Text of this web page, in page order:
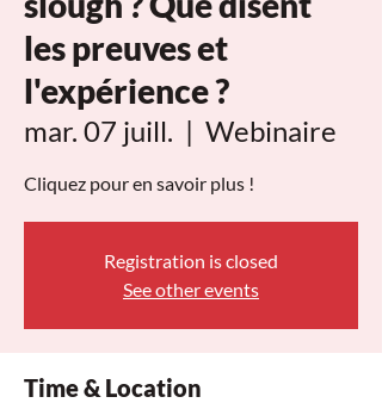
les preuves et
l'expérience ?
mar. 07 juill.
  |
Webinaire
Cliquez pour en savoir plus !
Registration is closed
See other events
Time & Location